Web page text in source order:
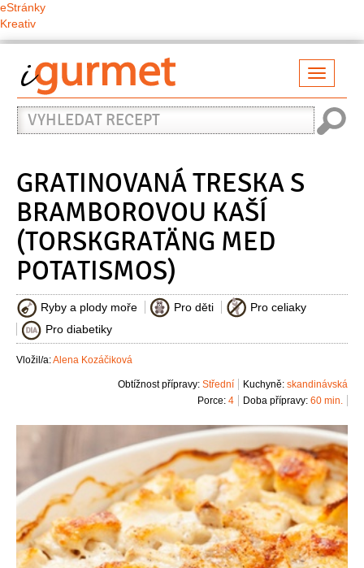
eStránky
Kreativ
Vyhledat
recept
GRATINOVANÁ TRESKA S
BRAMBOROVOU KAŠÍ
(TORSKGRATÄNG MED
POTATISMOS)
Ryby a plody moře Pro děti
Pro celiaky
Pro diabetiky
Vložil/a:Alena Kozáčiková
Kuchyně: skandinávská
Obtížnost přípravy: Střední
Doba přípravy: 60 min.
Porce: 4